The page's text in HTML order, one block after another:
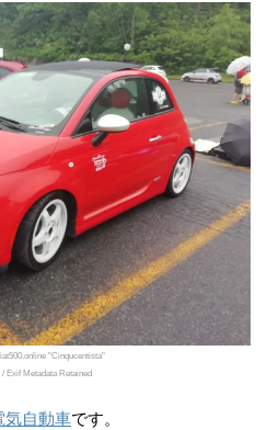
"Cinqucentista"
Exif Metadata Retained
気自動車です。